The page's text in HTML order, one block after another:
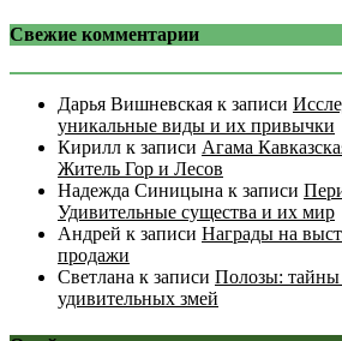
Свежие комментарии
Дарья Вишневская к записи
уникальные виды и их привычки
Кирилл к записи Агама
Житель Гор и Лесов
Надежда Синицына к записи
Удивительные существа и их мир
Андрей к записи Награды на
продажи
Светлана к записи Полозы: тайны
удивительных змей